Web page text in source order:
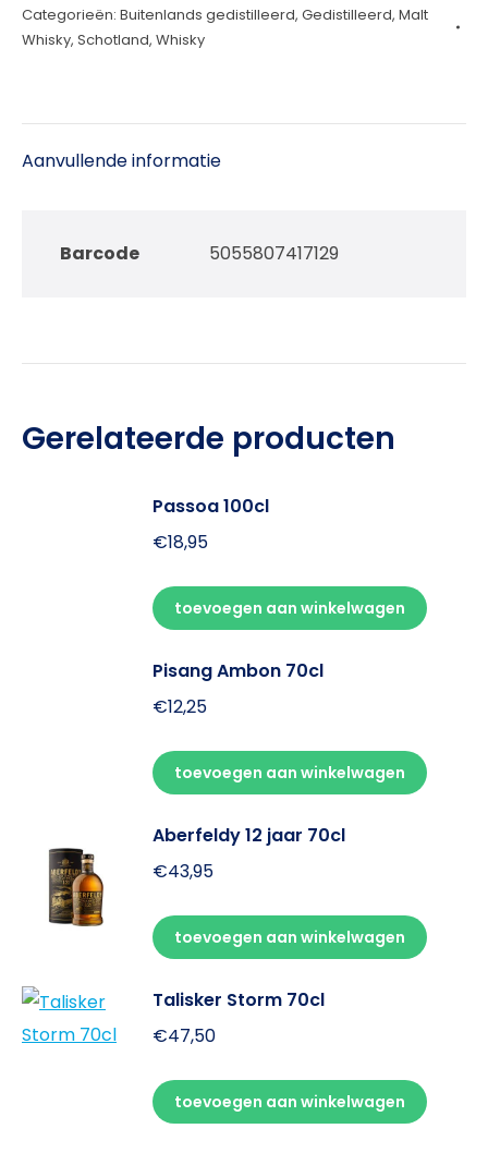
70cl
aantal
Categorieën: Buitenlands gedistilleerd, Gedistilleerd, Malt
Whisky, Schotland, Whisky
Aanvullende informatie
Barcode 5055807417129
Gerelateerde producten
Passoa 100cl
€18,95
toevoegen aan winkelwagen
Pisang Ambon 70cl
€12,25
toevoegen aan winkelwagen
Aberfeldy 12 jaar 70cl
€43,95
toevoegen aan winkelwagen
Talisker Storm 70cl
€47,50
toevoegen aan winkelwagen